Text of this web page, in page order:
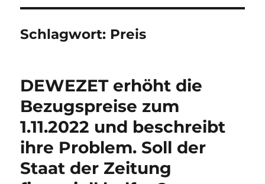
Schlagwort: Preis
DEWEZET erhöht die
Bezugspreise zum
1.11.2022 und beschreibt
ihre Problem. Soll der
Staat der Zeitung